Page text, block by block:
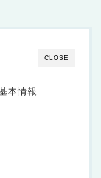
CLOSE
本情報